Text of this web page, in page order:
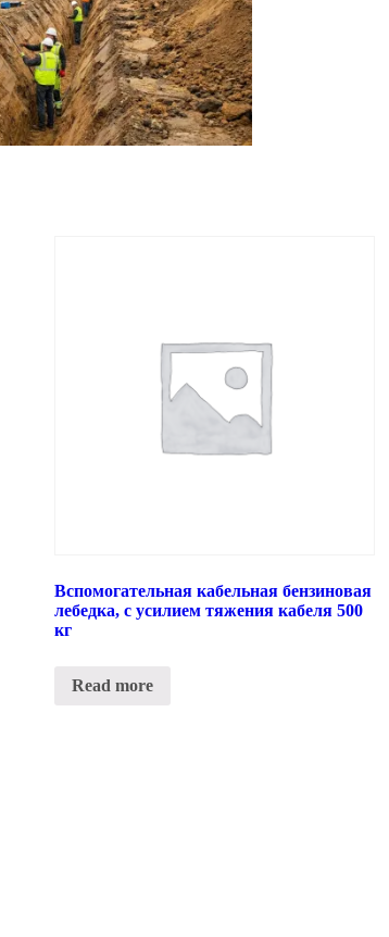
Вспомогательная кабельная бензиновая
лебедка, с усилием тяжения кабеля 500
кг
Read more